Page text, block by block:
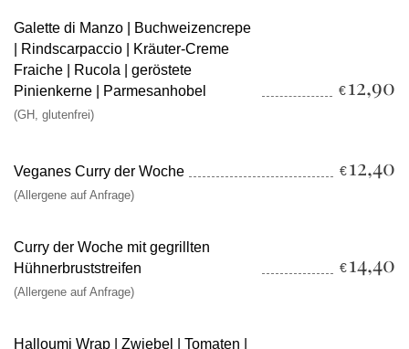
Galette di Manzo | Buchweizencrepe
| Rindscarpaccio | Kräuter-Creme
Fraiche | Rucola | geröstete
Pinienkerne | Parmesanhobel
€12,90
(GH, glutenfrei)
Veganes Curry der Woche €12,40
(Allergene auf Anfrage)
Curry der Woche mit gegrillten
Hühnerbruststreifen
€14,40
(Allergene auf Anfrage)
Halloumi Wrap | Zwiebel | Tomaten |